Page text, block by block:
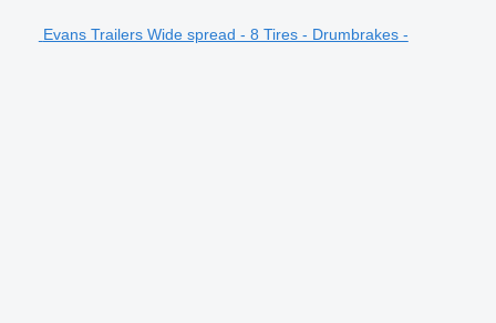
Evans Trailers Wide spread - 8 Tires - Drumbrakes -